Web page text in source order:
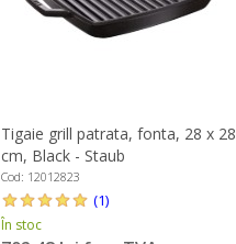
Tigaie grill patrata, fonta, 28 x 28
cm, Black - Staub
Cod: 12012823
(1)
În stoc